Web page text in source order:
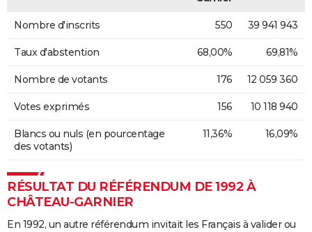
Nombre d'inscrits 550 39 941 943
Taux d'abstention 68,00% 69,81%
Nombre de votants 176 12 059 360
Votes exprimés 156 10 118 940
Blancs ou nuls (en pourcentage
des votants)
11,36% 16,09%
RÉSULTAT DU RÉFÉRENDUM DE 1992 À
CHÂTEAU-GARNIER
En 1992, un autre référendum invitait les Français à valider ou